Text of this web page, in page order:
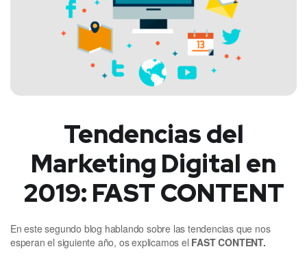
Tendencias del
Marketing Digital en
2019: FAST CONTENT
En este segundo blog hablando sobre las tendencias que nos
esperan el siguiente año, os explicamos el FAST CONTENT.